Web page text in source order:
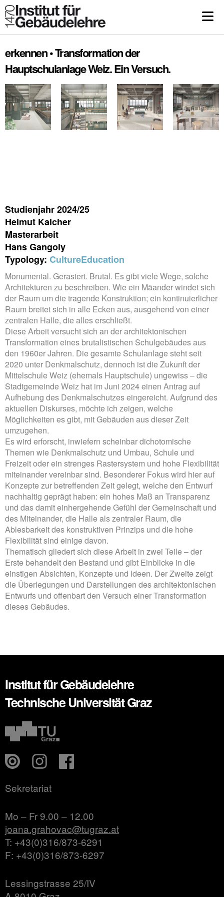
erkennen • Transformation der
Hauptschulanlage Weiz. Ein Versuch.
Studienjahr 2024/25
Helmut Kalcher
Masterarbeit
Hans Gangoly
Typology: CultureEducation
Monumental. Gerastert. Brutal. Es gibt viele Wege, solche
Architekturen zu beschreiben. Wie ein Mäander windet sich
der Raum um die tragende Konstruktion; ein kontinuierlicher
Raum breitet sich in alle Ecken aus, ausgehend von einer
zentralen Halle, die alles erschließt.
Diese Arbeit versucht sich an der architektonischen
Transformation eines brutalistischen Schulgebäudes aus
den 1960er Jahren. Die gesamte Schulanlage steht seit
2020 unter Denkmalschutz, dennoch ist die Zukunft der
Mittelschule Weiz (ehemals Hauptschule) ungewiss – die
Stadtgemeinde Weiz hat im Juni 2024 einen Antrag auf
Aufhebung des Denkmalschutzes eingereicht. Aufgrund des
aktuellen Diskurses, möchte ich zeigen, welche
Möglichkeiten es gibt, mit Gebäuden aus dieser Zeit
umzugehen.
Es wird erforscht, inwiefern scheinbar dichotomische
Themen wie Denkmalschutz und Umbau, Schule und
Freizeit oder ein strenges Rastersystem und hohe Flexibilität
miteinander vereinbar sind. Besonderer Fokus wird hier auf
Konzepte zur betreffenden Zeit gelegt, welche den Entwurf
nachhaltig geprägt haben: ein hohes Maß an Transparenz
und das damit einhergehende Gefühl der Gemeinschaft und
des Miteinander, die Halle als zentraler Raum, die
Ablesbarkeit des konstruktiven Prinzips und die hohe
Flexibilität sind einige davon.
Thematisch gliedert sich diese Arbeit in zwei Teile – der
Erste behandelt den Bestand und gibt Einblicke in die
einstigen Absichten, Konzepte und Ideen. Der Zweite zeigt
die Überlegungen und Darstellungen des architektonischen
Entwurfs und offenbart den Versuch einer Transformation
dieses Gebäudes.
Institut für Gebäudelehre
Technische Universität Graz
Sekretariat
Mo – Fr 9.00 – 12.00
joana.grahovac@tugraz.at
T: +43(0)316/873-6291
F: +43(0)316/873-6297
Lessingstrasse 25/IV